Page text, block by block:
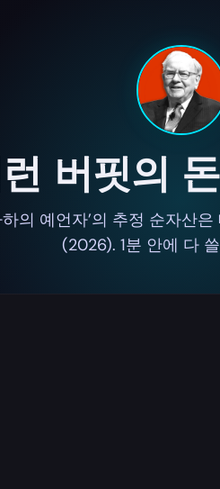
버핏의
하의 예언자’의 추정 순자산은
(2026). 1분 안에 다